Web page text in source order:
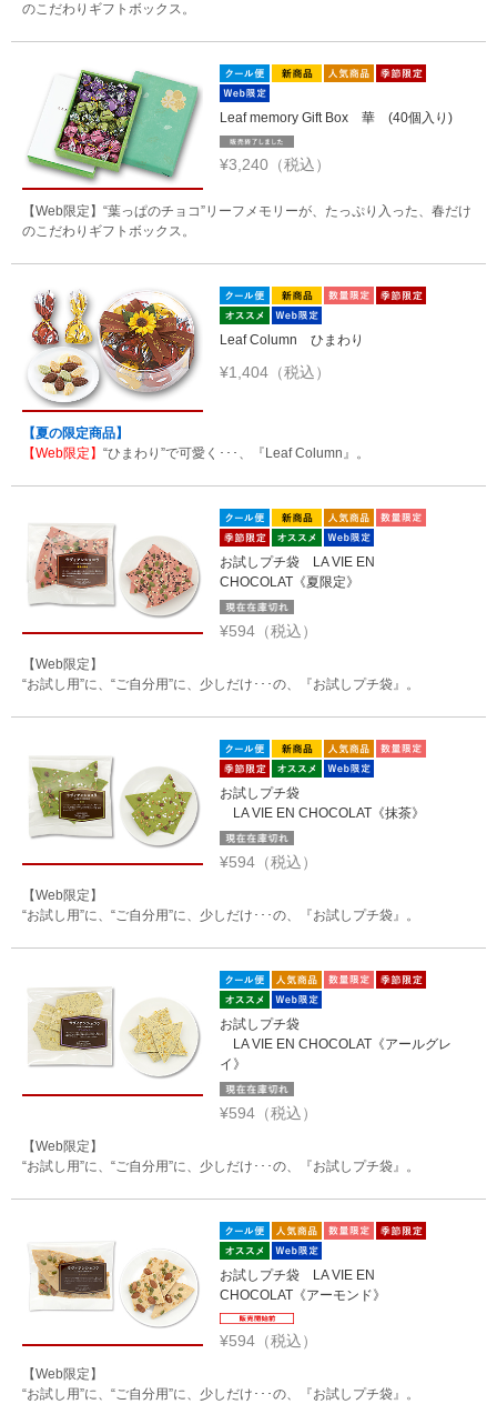
のこだわりギフトボックス。
Leaf memory Gift Box 華 (40個入り)
¥3,240（税込）
【Web限定】“葉っぱのチョコ”リーフメモリーが、たっぷり入った、春だけ
のこだわりギフトボックス。
Leaf Column ひまわり
¥1,404（税込）
【夏の限定商品】
【Web限定】 “ひまわり”で可愛く･･･、『Leaf Column』。
お試しプチ袋 LA VIE EN
CHOCOLAT《夏限定》
¥594（税込）
【Web限定】
“お試し用”に、“ご自分用”に、少しだけ･･･の、『お試しプチ袋』。
お試しプチ袋
LA VIE EN CHOCOLAT《抹茶》
¥594（税込）
【Web限定】
“お試し用”に、“ご自分用”に、少しだけ･･･の、『お試しプチ袋』。
お試しプチ袋
LA VIE EN CHOCOLAT《アールグレ
イ》
¥594（税込）
【Web限定】
“お試し用”に、“ご自分用”に、少しだけ･･･の、『お試しプチ袋』。
お試しプチ袋 LA VIE EN
CHOCOLAT《アーモンド》
¥594（税込）
【Web限定】
“お試し用”に、“ご自分用”に、少しだけ･･･の、『お試しプチ袋』。